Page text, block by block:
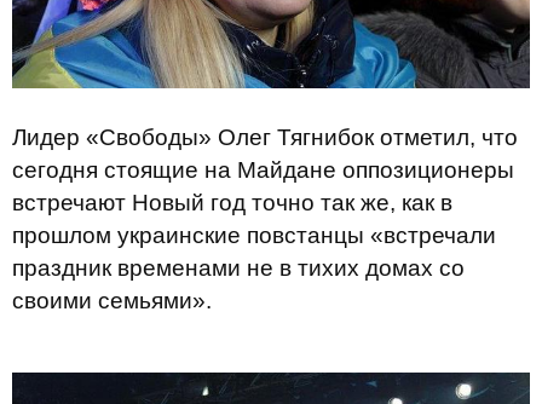
Лидер «Свободы» Олег Тягнибок отметил, что
сегодня стоящие на Майдане оппозиционеры
встречают Новый год точно так же, как в
прошлом украинские повстанцы «встречали
праздник временами не в тихих домах со
своими семьями».